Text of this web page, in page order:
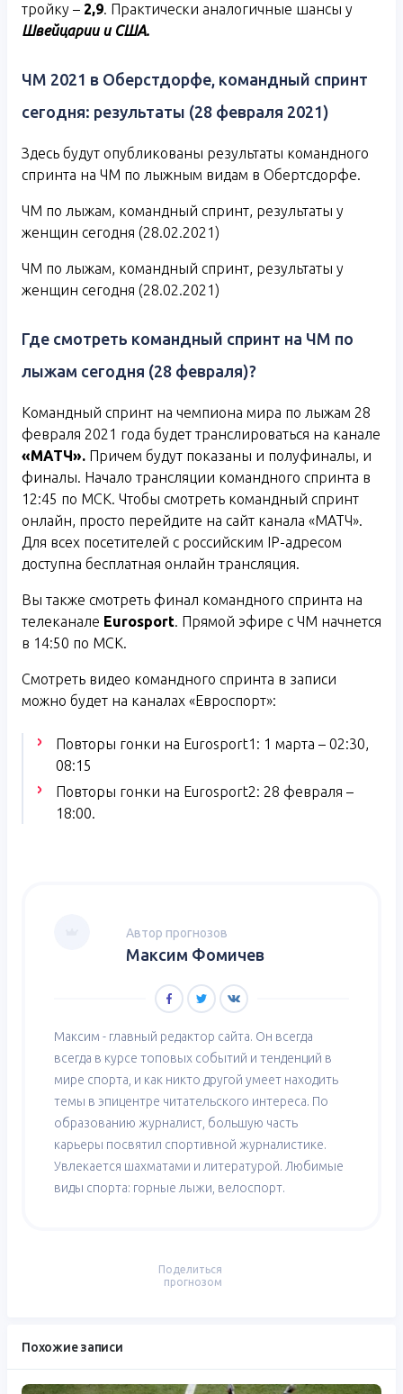
тройку – 2,9. Практически аналогичные шансы у
Швейцарии и США.
ЧМ 2021 в Оберстдорфе, командный спринт
сегодня: результаты (28 февраля 2021)
Здесь будут опубликованы результаты командного
спринта на ЧМ по лыжным видам в Обертсдорфе.
ЧМ по лыжам, командный спринт, результаты у
женщин сегодня (28.02.2021)
ЧМ по лыжам, командный спринт, результаты у
женщин сегодня (28.02.2021)
Где смотреть командный спринт на ЧМ по
лыжам сегодня (28 февраля)?
Командный спринт на чемпиона мира по лыжам 28
февраля 2021 года будет транслироваться на канале
«МАТЧ». Причем будут показаны и полуфиналы, и
финалы. Начало трансляции командного спринта в
12:45 по МСК. Чтобы смотреть командный спринт
онлайн, просто перейдите на сайт канала «МАТЧ».
Для всех посетителей с российским IP-адресом
доступна бесплатная онлайн трансляция.
Вы также смотреть финал командного спринта на
телеканале Eurosport. Прямой эфире с ЧМ начнется
в 14:50 по МСК.
Смотреть видео командного спринта в записи
можно будет на каналах «Евроспорт»:
Повторы гонки на Eurosport1: 1 марта – 02:30,
08:15
Повторы гонки на Eurosport2: 28 февраля –
18:00.
Автор прогнозов
Максим Фомичев
Максим - главный редактор сайта. Он всегда
всегда в курсе топовых событий и тенденций в
мире спорта, и как никто другой умеет находить
темы в эпицентре читательского интереса. По
образованию журналист, большую часть
карьеры посвятил спортивной журналистике.
Увлекается шахматами и литературой. Любимые
виды спорта: горные лыжи, велоспорт.
Поделиться
прогнозом
Похожие записи